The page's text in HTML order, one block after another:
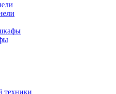
техники